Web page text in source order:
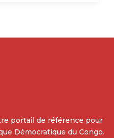
portail de référence pour
Démocratique du Congo.